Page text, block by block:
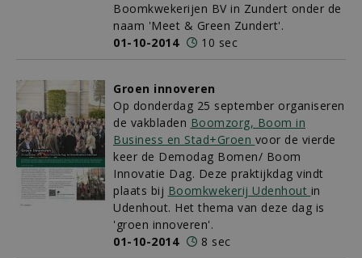
Boomkwekerijen BV in Zundert onder de
naam 'Meet & Green Zundert'.
01-10-2014
10 sec
Groen innoveren
Op donderdag 25 september organiseren
de vakbladen Boomzorg, Boom in
Business en Stad+Groen voor de vierde
keer de Demodag Bomen/ Boom
Innovatie Dag. Deze praktijkdag vindt
plaats bij Boomkwekerij Udenhout in
Udenhout. Het thema van deze dag is
'groen innoveren'.
01-10-2014
8 sec